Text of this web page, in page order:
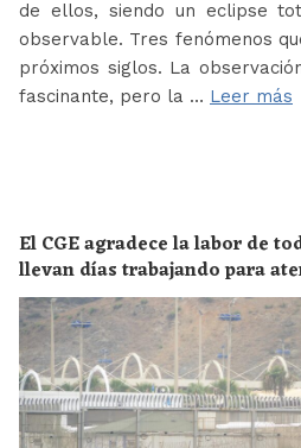
de ellos, siendo un eclipse
observable. Tres fenómenos
próximos siglos. La
fascinante, pero la … Leer más
El CGE agradece la labor de
llevan días trabajando para
la crisis migratoria de Ceuta